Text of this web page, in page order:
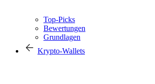
Top-Picks
Bewertungen
Grundlagen
Krypto-Wallets